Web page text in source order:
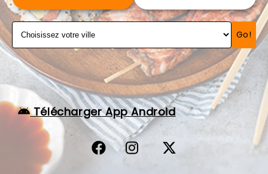
Go!
Télécharger App Android